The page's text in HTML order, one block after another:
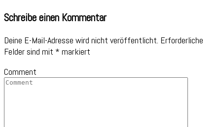
Schreibe einen Kommentar
Deine E-Mail-Adresse wird nicht veröffentlicht. Erforderliche
Felder sind mit * markiert
Comment